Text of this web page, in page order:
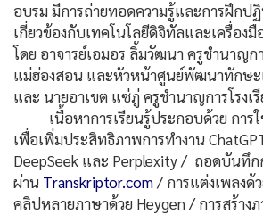
อบรม มีการถ่ายทอดความรู้และการฝึกป
เกี่ยวข้องกับเทคโนโลยีดิจิทัลและเครื่อง
โดย อาจารย์เอมอร ลิ้มวัฒนา ครูชำนาญก
แม่ฮ่องสอน และหัวหน้าศูนย์พัฒนาทักษะ
และ นายอาเขต แซ่ภู่ ครูชำนาญการโรงเ
เนื้อหาการเรียนรู้ประกอบด้วย การใ
เพื่อเพิ่มประสิทธิภาพการทำงาน
DeepSeek และ Perplexity / ถอดบันทึก
ผ่าน Transkriptor.com/ การแต่งเพลงด้
คลิปหลายภาษาด้วย Heygen / การสร้าง